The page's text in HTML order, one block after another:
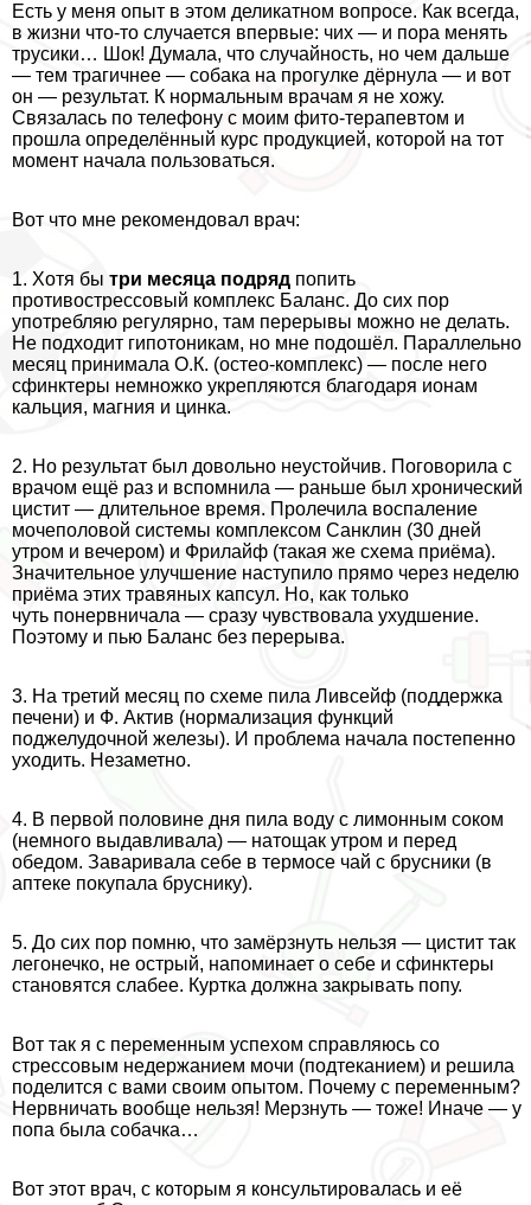
Есть у меня опыт в этом деликатном вопросе. Как всегда,
в жизни что-то случается впервые: чих — и пора менять
трусики… Шок! Думала, что случайность, но чем дальше
— тем трагичнее — собака на прогулке дёрнула — и вот
он — результат. К нормальным врачам я не хожу.
Связалась по телефону с моим фито-терапевтом и
прошла определённый курс продукцией, которой на тот
момент начала пользоваться.
Вот что мне рекомендовал врач:
1. Хотя бы три месяца подряд попить
противострессовый комплекс Баланс. До сих пор
употрeбляю регулярно, там перерывы можно не делать.
Не подходит гипотоникам, но мне подошёл. Параллельно
месяц принимала О.К. (остео-комплекс) — после него
сфинктеры немножко укрепляются благодаря ионам
кальция, магния и цинка.
2. Но результат был довольно неустойчив. Поговорила с
врачом ещё раз и вспомнила — раньше был хронический
цистит — длительное время. Пролечила воспаление
мочепoлoвoй системы комплексом Санклин (30 дней
утром и вечером) и Фрилайф (такая же схема приёма).
Значительное улучшение наступило прямо через неделю
приёма этих травяных капсул. Но, как только
чуть понервничала — сразу чувствовала ухудшение.
Поэтому и пью Баланс без перерыва.
3. На третий месяц по схеме пила Ливсейф (поддержка
печени) и Ф. Актив (нормализация функций
поджелудочной железы). И проблема начала постепенно
уходить. Незаметно.
4. В первой половине дня пила воду с лимонным соком
(немного выдавливала) — натощак утром и перед
обедом. Заваривала себе в термосе чай с брусники (в
аптеке покупала бруснику).
5. До сих пор помню, что замёрзнуть нельзя — цистит так
легонечко, не острый, напоминает о себе и сфинктеры
становятся слабее. Куртка должна закрывать попу.
Вот так я с переменным успехом справляюсь со
стрессовым недержанием мочи (подтеканием) и решила
поделится с вами своим опытом. Почему с переменным?
Нервничать вообще нельзя! Мерзнуть — тоже! Иначе — у
попа была собачка…
Вот этот врач, с которым я консультировалась и её